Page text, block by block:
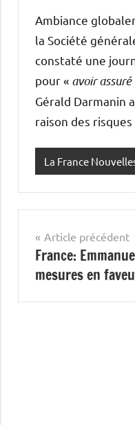
Ambiance
la Société
constaté une
pour « avoir
Gérald Darmanin
raison des
La France
Navigation
de
l’article
Article précédent
France:
mesures en